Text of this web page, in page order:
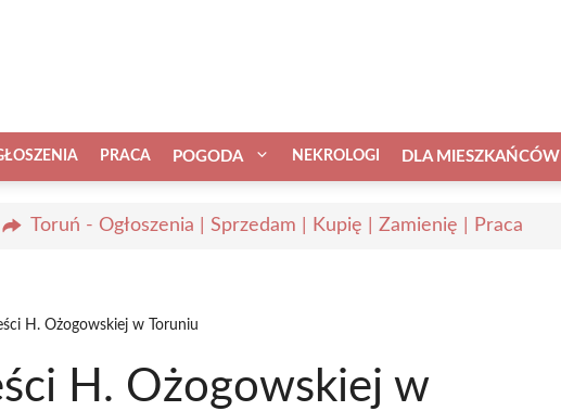
PRACA POGODA NEKROLOGI DLA MIESZKAŃCÓW
Toruń - Ogłoszenia | Sprzedam | Kupię | Zamienię | Praca
H. Ożogowskiej w Toruniu
H. Ożogowskiej w